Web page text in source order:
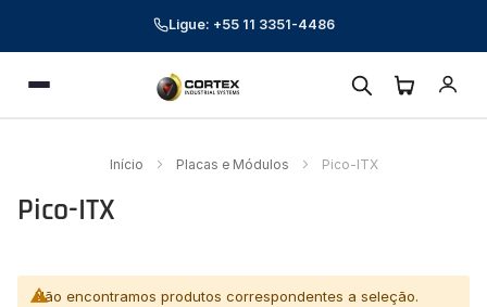
Ligue: +55 11 3351-4486
Menu
Início Placas e Módulos Pico-ITX
Pico-ITX
Não encontramos produtos correspondentes a seleção.
Cortex Industrial Systems
Online — respondemos em poucos minutos
Preencha seus dados para começar a conversa.
Telefone *